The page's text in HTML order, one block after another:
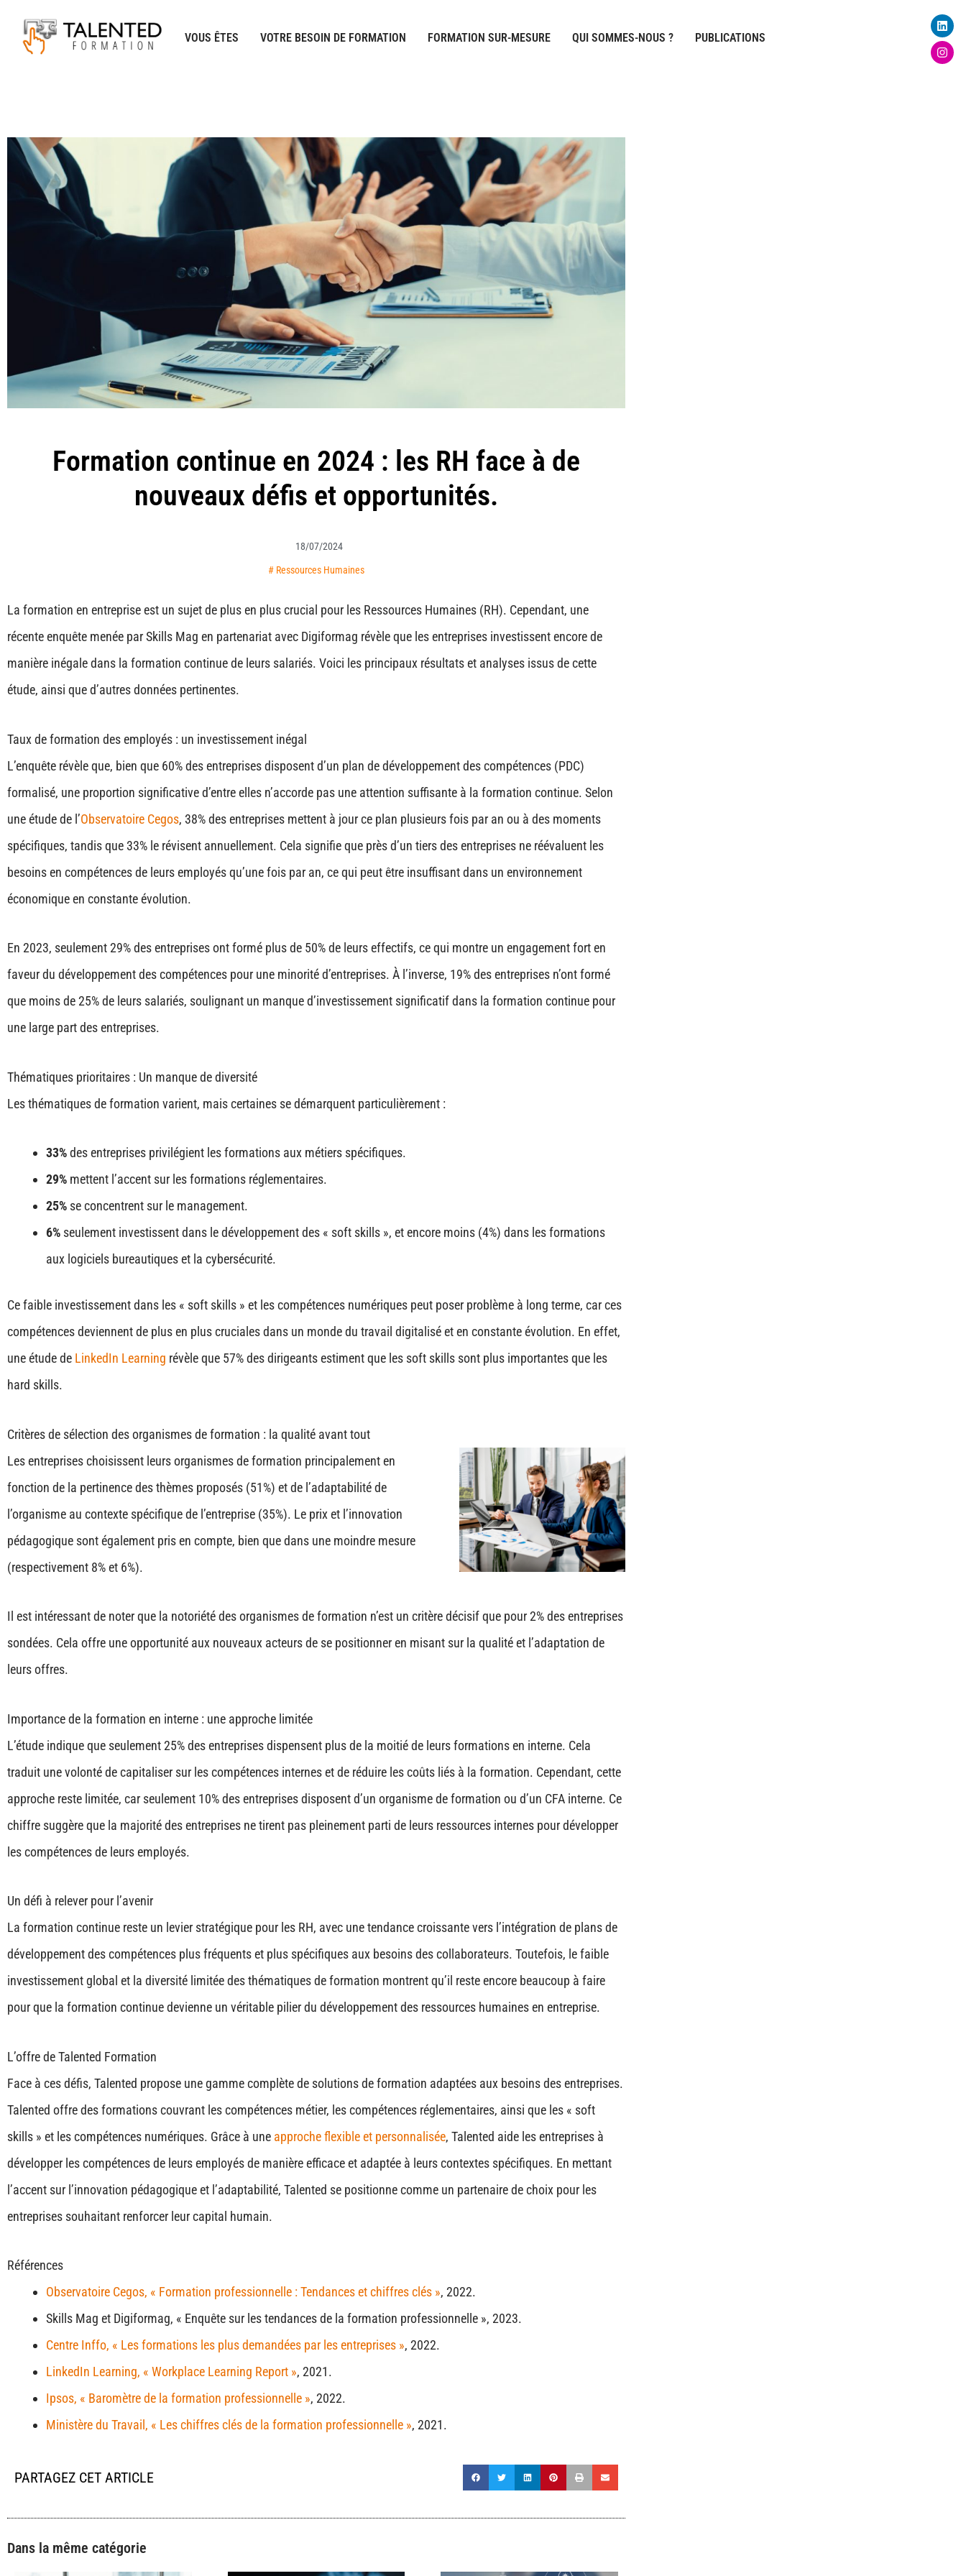
contenu
VOUS ÊTES VOTRE BESOIN DE FORMATION FORMATION SUR-MESURE QUI SOMMES-NOUS ? PUBLICATIONS
Formation continue en 2024 : les RH face à de
nouveaux défis et opportunités.
18/07/2024
# Ressources Humaines
La formation en entreprise est un sujet de plus en plus crucial pour les Ressources Humaines (RH). Cependant, une
récente enquête menée par Skills Mag en partenariat avec Digiformag révèle que les entreprises investissent encore de
manière inégale dans la formation continue de leurs salariés. Voici les principaux résultats et analyses issus de cette
étude, ainsi que d’autres données pertinentes.
Taux de formation des employés : un investissement inégal
L’enquête révèle que, bien que 60% des entreprises disposent d’un plan de développement des compétences (PDC)
formalisé, une proportion significative d’entre elles n’accorde pas une attention suffisante à la formation continue. Selon
une étude de l’Observatoire Cegos​​, 38% des entreprises mettent à jour ce plan plusieurs fois par an ou à des moments
spécifiques, tandis que 33% le révisent annuellement. Cela signifie que près d’un tiers des entreprises ne réévaluent les
besoins en compétences de leurs employés qu’une fois par an, ce qui peut être insuffisant dans un environnement
économique en constante évolution.
En 2023, seulement 29% des entreprises ont formé plus de 50% de leurs effectifs, ce qui montre un engagement fort en
faveur du développement des compétences pour une minorité d’entreprises. À l’inverse, 19% des entreprises n’ont formé
que moins de 25% de leurs salariés​​, soulignant un manque d’investissement significatif dans la formation continue pour
une large part des entreprises.
Thématiques prioritaires : Un manque de diversité
Les thématiques de formation varient, mais certaines se démarquent particulièrement :
33%des entreprises privilégient les formations aux métiers spécifiques.
29% mettent l’accent sur les formations réglementaires.
25% se concentrent sur le management.
6% seulement investissent dans le développement des « soft skills », et encore moins (4%) dans les formations
aux logiciels bureautiques et la cybersécurité​​.
Ce faible investissement dans les « soft skills » et les compétences numériques peut poser problème à long terme, car ces
compétences deviennent de plus en plus cruciales dans un monde du travail digitalisé et en constante évolution. En effet,
une étude de LinkedIn Learning ​​ révèle que 57% des dirigeants estiment que les soft skills sont plus importantes que les
hard skills.
Critères de sélection des organismes de formation : la qualité avant tout
Les entreprises choisissent leurs organismes de formation principalement en
fonction de la pertinence des thèmes proposés (51%) et de l’adaptabilité de
l’organisme au contexte spécifique de l’entreprise (35%). Le prix et l’innovation
pédagogique sont également pris en compte, bien que dans une moindre mesure
(respectivement 8% et 6%)​​.
Il est intéressant de noter que la notoriété des organismes de formation n’est un critère décisif que pour 2% des entreprises
sondées. Cela offre une opportunité aux nouveaux acteurs de se positionner en misant sur la qualité et l’adaptation de
leurs offres.
Importance de la formation en interne : une approche limitée
L’étude indique que seulement 25% des entreprises dispensent plus de la moitié de leurs formations en interne. Cela
traduit une volonté de capitaliser sur les compétences internes et de réduire les coûts liés à la formation. Cependant, cette
approche reste limitée, car seulement 10% des entreprises disposent d’un organisme de formation ou d’un CFA interne​​. Ce
chiffre suggère que la majorité des entreprises ne tirent pas pleinement parti de leurs ressources internes pour développer
les compétences de leurs employés.
Un défi à relever pour l’avenir
La formation continue reste un levier stratégique pour les RH, avec une tendance croissante vers l’intégration de plans de
développement des compétences plus fréquents et plus spécifiques aux besoins des collaborateurs. Toutefois, le faible
investissement global et la diversité limitée des thématiques de formation montrent qu’il reste encore beaucoup à faire
pour que la formation continue devienne un véritable pilier du développement des ressources humaines en entreprise.
L’offre de Talented Formation
Face à ces défis, Talented propose une gamme complète de solutions de formation adaptées aux besoins des entreprises.
Talented offre des formations couvrant les compétences métier, les compétences réglementaires, ainsi que les « soft
skills » et les compétences numériques. Grâce à une approche flexible et personnalisée, Talented aide les entreprises à
développer les compétences de leurs employés de manière efficace et adaptée à leurs contextes spécifiques. En mettant
l’accent sur l’innovation pédagogique et l’adaptabilité, Talented se positionne comme un partenaire de choix pour les
entreprises souhaitant renforcer leur capital humain.
Références
Observatoire Cegos, « Formation professionnelle : Tendances et chiffres clés », 2022.
Skills Mag et Digiformag, « Enquête sur les tendances de la formation professionnelle », 2023.
Centre Inffo, « Les formations les plus demandées par les entreprises », 2022.
LinkedIn Learning, « Workplace Learning Report », 2021.
Ipsos, « Baromètre de la formation professionnelle », 2022.
Ministère du Travail, « Les chiffres clés de la formation professionnelle », 2021.
PARTAGEZ CET ARTICLE
Dans la même catégorie